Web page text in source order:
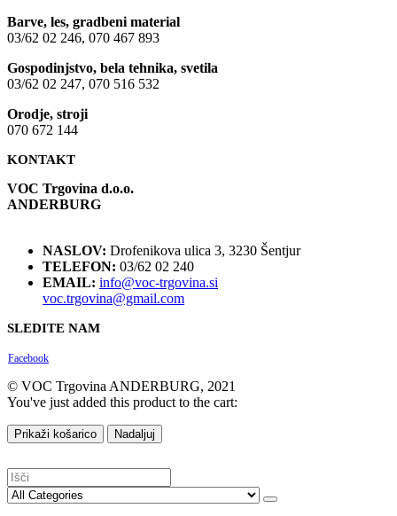
Barve, les, gradbeni material
03/62 02 246, 070 467 893
Gospodinjstvo, bela tehnika, svetila
03/62 02 247, 070 516 532
Orodje, stroji
070 672 144
KONTAKT
VOC Trgovina d.o.o.
ANDERBURG
NASLOV: Drofenikova ulica 3, 3230 Šentjur
TELEFON: 03/62 02 240
EMAIL: info@voc-trgovina.si
voc.trgovina@gmail.com
SLEDITE NAM
Facebook
© VOC Trgovina ANDERBURG, 2021
You've just added this product to the cart:
Prikaži košarico Nadaljuj